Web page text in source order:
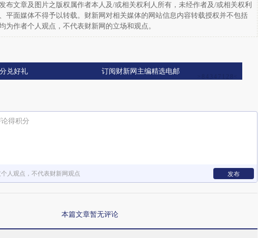
布文章及图片之版权属作者本人及/或相关权利人所有，未经作者及/或相关权利
平面媒体不得予以转载。财新网对相关媒体的网站信息内容转载授权并不包括
为作者个人观点，不代表财新网的立场和观点。
兑好礼 订阅财新网主编精选电邮
得积分
人观点，不代表财新网观点 发布
本篇文章暂无评论